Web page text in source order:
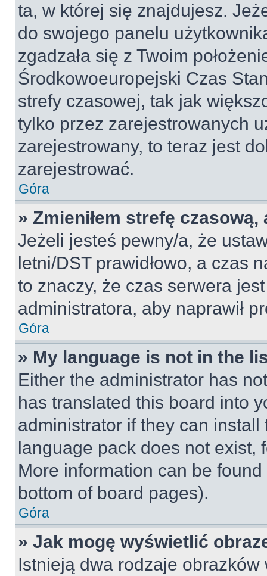
ta, w której się znajdujesz.
do swojego panelu
zgadzała się z Twoim
Środkowoeuropejski Czas
strefy czasowej, tak jak
tylko przez zarejestrowanych
zarejestrowany, to teraz jest
zarejestrować.
Góra
» Zmieniłem strefę
Jeżeli jesteś pewny/a, że
letni/DST prawidłowo, a czas
to znaczy, że czas serwera
administratora, aby naprawił
Góra
» My language is not in the
Either the administrator has
has translated this board into
administrator if they can
language pack does not exist,
More information can be
bottom of board pages).
Góra
» Jak mogę wyświetlić
Istnieją dwa rodzaje